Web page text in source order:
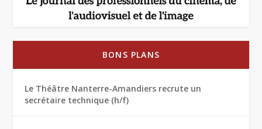
BONS PLANS
Le Théâtre Nanterre-Amandiers recrute un
secrétaire technique (h/f)